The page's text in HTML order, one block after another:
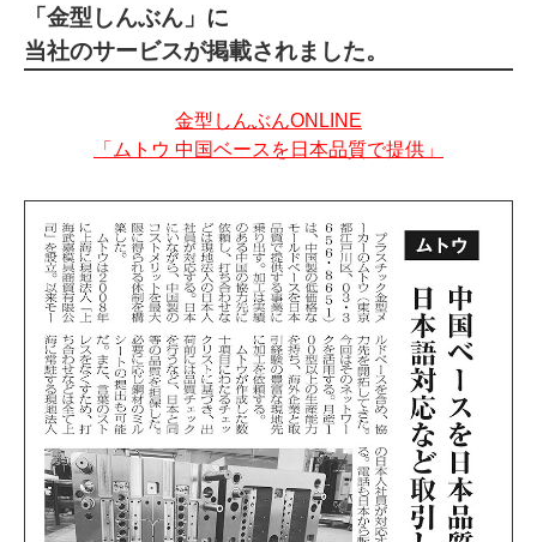
「金型しんぶん」に
当社のサービスが掲載されました。
金型しんぶんONLINE
「ムトウ 中国ベースを日本品質で提供」